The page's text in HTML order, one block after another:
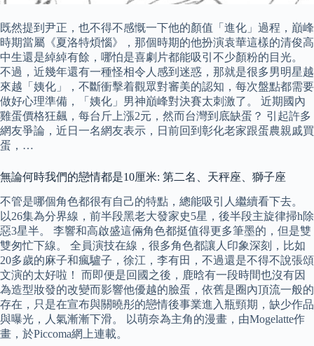
既然提到尹正，也不得不感慨一下他的顏值「進化」過程，巔峰
時期當屬《夏洛特煩惱》，那個時期的他扮演袁華這樣的清俊高
中生還是綽綽有餘，哪怕是喜劇片都能吸引不少顏粉的目光。
不過，近幾年還有一種怪相令人感到迷惑，那就是很多男明星越
來越「姨化」，不斷衝擊着觀眾對審美的認知，每次盤點都需要
做好心理準備，「姨化」男神巔峰對決賽太刺激了。 近期國內
雞蛋價格狂飆，每台斤上漲2元，然而台灣到底缺蛋？ 引起許多
網友爭論，近日一名網友表示，日前回到彰化老家跟蛋農親戚買
蛋，…
無論何時我們的戀情都是10厘米: 第二名、天秤座、獅子座
不管是哪個角色都很有自己的特點，總能吸引人繼續看下去。
以26集為分界線，前半段黑老大發家史5星，後半段主旋律掃h除
惡3星半。 李響和高啟盛這倆角色都挺值得更多筆墨的，但是雙
雙匆忙下線。 全員演技在線，很多角色都讓人印象深刻，比如
20多歲的麻子和瘋驢子，徐江，李有田，不過還是不得不說張頌
文演的太好啦！ 而即便是回國之後，鹿晗有一段時間也沒有因
為造型妝發的改變而影響他優越的臉蛋，依舊是圈內頂流一般的
存在，只是在宣布與關曉彤的戀情後事業進入瓶頸期，缺少作品
與曝光，人氣漸漸下滑。 以萌奈為主角的漫畫，由Mogelatte作
畫，於Piccoma網上連載。